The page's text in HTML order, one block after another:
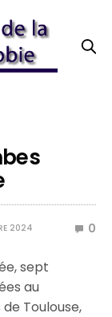
2024 0
sept
au
Toulouse,